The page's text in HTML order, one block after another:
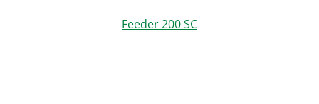
Feeder 200 SC